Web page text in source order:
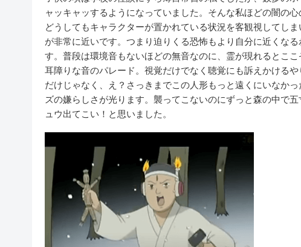
ャッキャッするようになっていました。そんな私ほどの闇の
どうしてもキャラクターが置かれている状況を客観視してし
が非常に近いです。つまり迫りくる恐怖もより自分に近くな
す。普段は環境音もないほどの無音なのに、霊が現れるとこ
耳障りな音のパレード。視覚だけでなく聴覚にも訴えかける
だけじゃなく、え？さっきまでこの人形もっと遠くにいなか
ズの嫌らしさが光ります。襲ってこないのにずっと森の中で
ュウ出てこい！と思いました。